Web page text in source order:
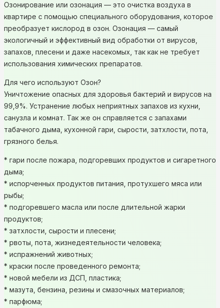
Озонирование или озонация — это очистка воздуха в
квартире с помощью специального оборудования, которое
преобразует кислород в озон. Озонация — самый
экологичный и эффективный вид обработки от вирусов,
запахов, плесени и даже насекомых, так как не требует
использования химических препаратов.
Для чего используют Озон?
Уничтожение опасных для здоровья бактерий и вирусов на
99,9%. Устранение любых неприятных запахов из кухни,
санузла и комнат. Так же он справляется с запахами
табачного дыма, кухонной гари, сырости, затхлости, пота,
грязного белья.
* гари после пожара, подгоревших продуктов и сигаретного
дыма;
* испорченных продуктов питания, протухшего мяса или
рыбы;
* подгоревшего масла или после длительной жарки
продуктов;
* затхлости, сырости и плесени;
* рвоты, пота, жизнедеятельности человека;
* испражнений животных;
* краски после проведенного ремонта;
* новой мебели из ДСП, пластика;
* мазута, бензина, резины и смазочных материалов;
* парфюма;